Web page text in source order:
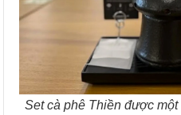
Set cà phê Thiền được